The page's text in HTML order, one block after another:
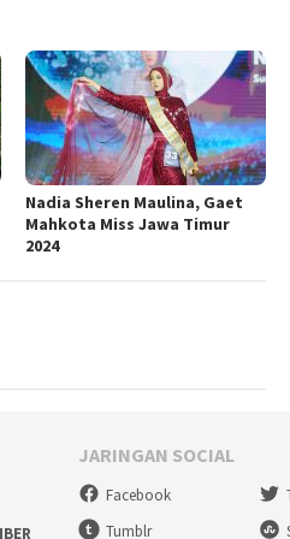
Nadia Sheren Maulina, Gaet
Mahkota Miss Jawa Timur
2024
JARINGAN SOCIAL
Facebook
Tumblr